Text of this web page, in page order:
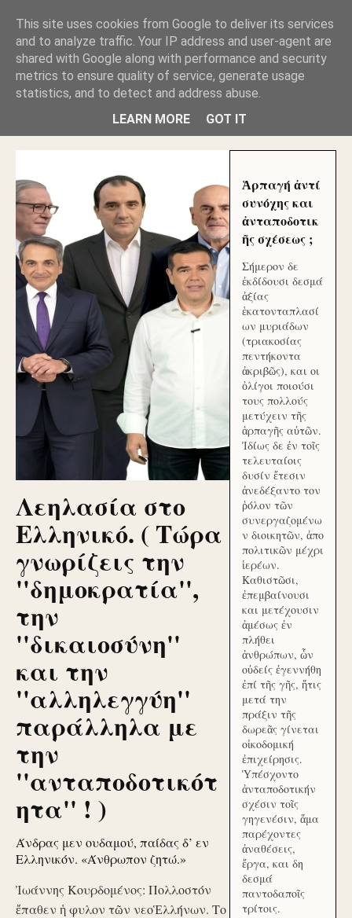
ΑΥΤΟΧΘΟΝΕΣ ΜΟΥ ΕΚΛΕΙΣΑΝ ΤΑ ΣΟΣΙΑΛ ΚΑΙ
ΦΙΜΩΣΑΝ ΤΟ SITE. ΟΙ ΧΙΛΙΑΔΕΣ ΜΙΚΡΟΕΠΕΝΔΥΤΕΣ
ΕΠΕΝΔΥΣΑΤΕ ΓΙΑ ΛΕΗΛΑΣΙΑ ΚΑΙ ΕΓΚΛΗΜΑ ?
ΓΛΥΦΑΔΑ WEB |ΟΙ ΜΕΓΑΛΟΙ ΚΛΕΠΤΑΙ ΑΠΟ ΤΟ
ΜΙΚΡΟΝ ΑΠΑΓΟΥΣΙ
Λεηλασία στο
Ελληνικό. ( Τώρα
γνωρίζεις την
''δημοκρατία'',
την
''δικαιοσύνη''
και την
''αλληλεγγύη''
παράλληλα με
την
''ανταποδοτικότ
ητα'' ! )
Άνδρας μεν ουδαμού, παίδας δ’ εν
Ελληνικόν. «Άνθρωπον ζητώ.»
Ἰωάννης Κουρδομένος: Πολλοστόν
ἔπαθεν ἡ φυλον τῶν νεοἙλλήνων. Το
Ἁρπαγή ἀντί
συνόχης και
ἀνταποδοτικ
ῆς σχέσεως ;
Σήμερον δε
ἐκδίδουσι δεσμά
ἀξίας
ἑκατονταπλασί
ων μυριάδων
(τριακοσίας
πεντήκοντα
ἀκριβῶς), και οι
ὀλίγοι ποιούσι
τους πολλούς
μετύχειν τῆς
ἁρπαγῆς αὐτῶν.
Ἰδίως δε ἐν τοῖς
τελευταίοις
δυσίν ἔτεσιν
ἀνεδέξαντο τον
ῥόλον τῶν
συνεργαζομένω
ν διοικητῶν, ἀπο
πολιτικῶν μέχρι
ἱερέων.
Καθιστῶσι,
ἐπεμβαίνουσι
και μετέχουσιν
ἀμέσως ἐν
πλήθει
ἀνθρώπων, ὧν
οὐδείς ἐγεννήθη
ἐπί τῆς γῆς, ἥτις
μετά την
πράξιν τῆς
δωρεᾶς γίνεται
οἰκοδομική
ἐπιχείρησις.
Ὑπέσχοντο
ἀνταποδοτικήν
σχέσιν τοῖς
γηγενέσιν, ἅμα
παρέχοντες
ἀναθέσεις,
ἔργα, και δη
δεσμά
παντοδαποῖς
τρίτοις.
This site uses cookies from Google to deliver its services
and to analyze traffic. Your IP address and user-agent are
shared with Google along with performance and security
metrics to ensure quality of service, generate usage
statistics, and to detect and address abuse.
LEARN MORE
GOT IT